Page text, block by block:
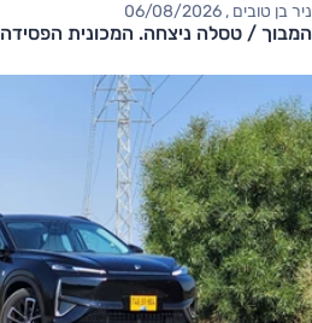
ניר בן טובים , 06/08/2026
המבוך / טסלה ניצחה. המכונית הפסידה